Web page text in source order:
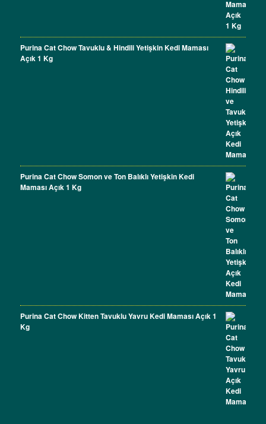
Purina Cat Chow Tavuklu & Hindili Yetişkin Kedi Maması
Açık 1 Kg
Purina Cat Chow Somon ve Ton Balıklı Yetişkin Kedi
Maması Açık 1 Kg
Purina Cat Chow Kitten Tavuklu Yavru Kedi Maması Açık 1
Kg